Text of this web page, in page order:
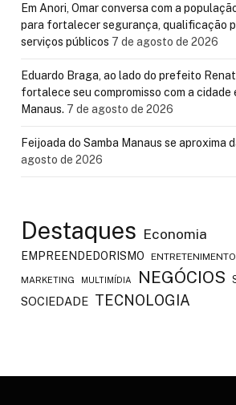
Em Anori, Omar conversa com a
para fortalecer segurança, qualificação
serviços públicos 7 de agosto de 2026
Eduardo Braga, ao lado do prefeito
fortalece seu compromisso com a cidade
Manaus. 7 de agosto de 2026
Feijoada do Samba Manaus se aproxima
agosto de 2026
Destaques Economia
EMPREENDEDORISMO ENTRETENIMENTO
MARKETING MULTIMÍDIA NEGÓCIOS
SOCIEDADE TECNOLOGIA